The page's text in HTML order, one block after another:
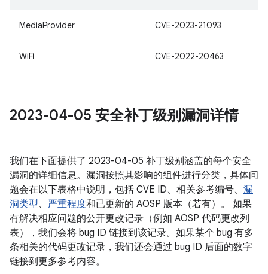
MediaProvider CVE-2023-21093
WiFi CVE-2022-20463
2023-04-05 安全补丁级别漏洞详情
我们在下面提供了 2023-04-05 补丁级别涵盖的每个安全
漏洞的详细信息。漏洞按照其影响的组件进行分类，具体问
题会在以下表格中说明，包括 CVE ID、相关参考编号、 漏
洞类型、 严重程度和已更新的 AOSP 版本（若有）。 如果
有解决相应问题的公开更改记录（例如 AOSP 代码更改列
表），我们会将 bug ID 链接到该记录。如果某个 bug 有多
条相关的代码更改记录，我们还会通过 bug ID 后面的数字
链接到更多参考内容。